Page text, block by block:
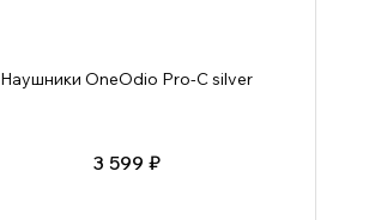
Наушники OneOdio Pro-C silver
3 599 ₽